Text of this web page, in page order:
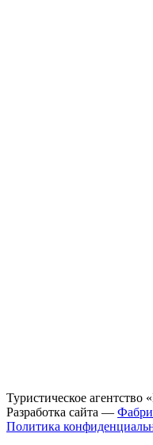
Туристическое
Разработка сайта —
Политика